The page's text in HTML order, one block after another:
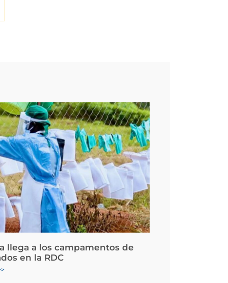
llega a los campamentos de
en la RDC